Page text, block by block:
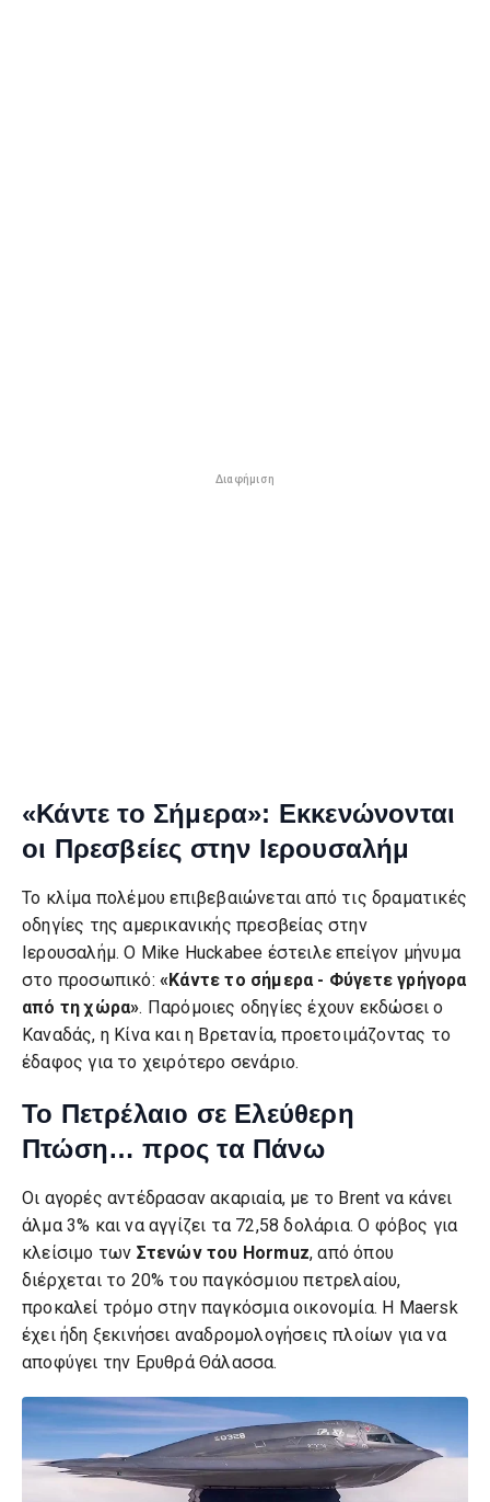
Διαφήμιση
«Κάντε το Σήμερα»: Εκκενώνονται
οι Πρεσβείες στην Ιερουσαλήμ
Το κλίμα πολέμου επιβεβαιώνεται από τις δραματικές
οδηγίες της αμερικανικής πρεσβείας στην
Ιερουσαλήμ. Ο Mike Huckabee έστειλε επείγον μήνυμα
στο προσωπικό: «Κάντε το σήμερα - Φύγετε γρήγορα
από τη χώρα». Παρόμοιες οδηγίες έχουν εκδώσει ο
Καναδάς, η Κίνα και η Βρετανία, προετοιμάζοντας το
έδαφος για το χειρότερο σενάριο.
Το Πετρέλαιο σε Ελεύθερη
Πτώση… προς τα Πάνω
Οι αγορές αντέδρασαν ακαριαία, με το Brent να κάνει
άλμα 3% και να αγγίζει τα 72,58 δολάρια. Ο φόβος για
κλείσιμο των Στενών του Hormuz, από όπου
διέρχεται το 20% του παγκόσμιου πετρελαίου,
προκαλεί τρόμο στην παγκόσμια οικονομία. Η Maersk
έχει ήδη ξεκινήσει αναδρομολογήσεις πλοίων για να
αποφύγει την Ερυθρά Θάλασσα.